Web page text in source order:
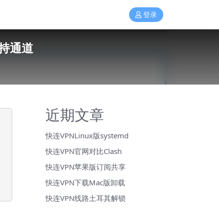
登录
通道
近期文章
快连VPNLinux版systemd
快连VPN官网对比Clash
快连VPN苹果版订阅共享
快连VPN下载Mac版卸载
快连VPN线路土耳其解锁